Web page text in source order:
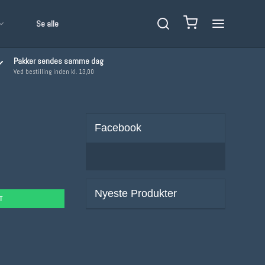
Se alle
Pakker sendes samme dag
Ved bestilling inden kl. 13,00
Facebook
Nyeste Produkter